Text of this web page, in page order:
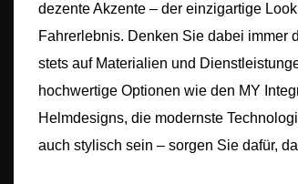
dezente Akzente – der einzigartige
Fahrerlebnis. Denken Sie dabei immer
stets auf Materialien und
hochwertige Optionen wie den MY
Helmdesigns, die modernste
auch stylisch sein – sorgen Sie dafür,